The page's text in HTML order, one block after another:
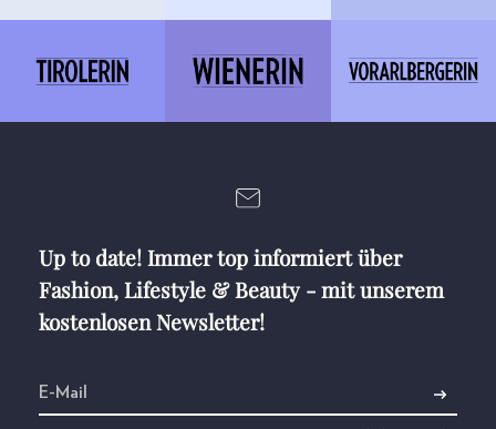
Up to date! Immer top informiert über
Fashion, Lifestyle & Beauty - mit unserem
kostenlosen Newsletter!